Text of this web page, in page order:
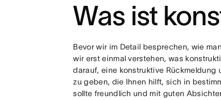
Was ist
Bevor wir im Detail besprechen, wie
wir erst einmal verstehen, was
darauf, eine konstruktive
zu geben, die Ihnen hilft, sich in
sollte freundlich und mit guten